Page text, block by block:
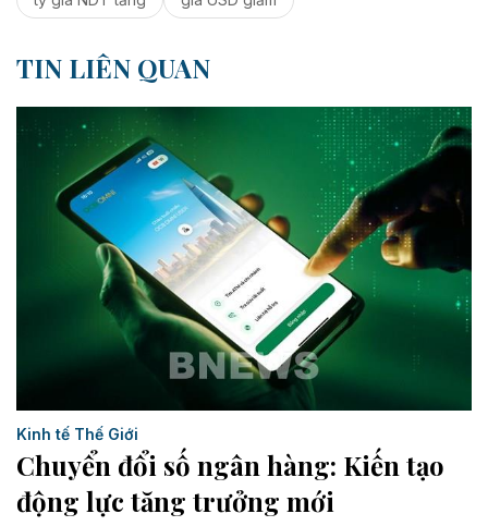
TIN LIÊN QUAN
Kinh tế Thế Giới
Chuyển đổi số ngân hàng: Kiến tạo
động lực tăng trưởng mới